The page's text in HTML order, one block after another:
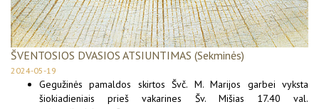
ŠVENTOSIOS DVASIOS ATSIUNTIMAS (Sekminės)
2024-05-19
Gegužinės pamaldos skirtos Švč. M. Marijos garbei vyksta
šiokiadieniais prieš vakarines Šv. Mišias 17.40 val.